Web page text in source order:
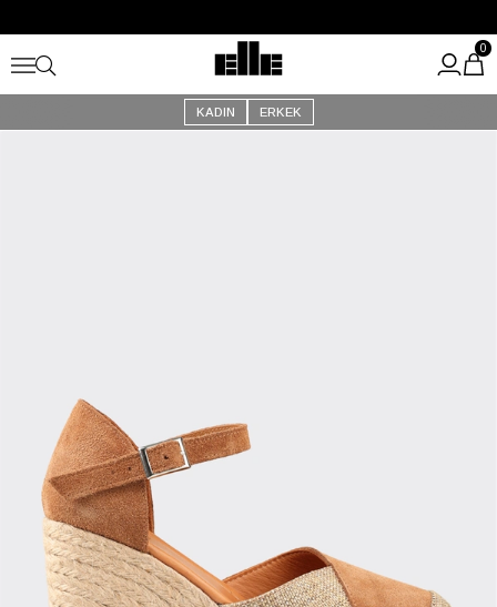
Kargo Ücretsiz!
KADIN ERKEK
0